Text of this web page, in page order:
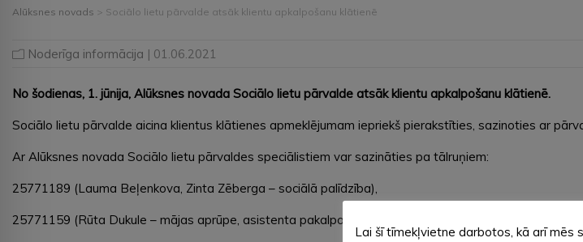
Alūksnes novads > Sociālo lietu pārvalde atsāk klientu apkalpošanu klātienē
Noderīga informācija | 01.06.2021
No šodienas, 1. jūnija, Alūksnes novada Sociālo lietu pārvalde atsāk klientu apkalpošanu klātienē.
Sociālo lietu pārvalde aicina klientus klātienes apmeklējumam iepriekš pierakstīties, sazinoties ar
Ar Alūksnes novada Sociālo lietu pārvaldes speciālistiem var sazināties pa tālruņiem:
25771189 (Lauma Beļenkova, Zinta Zēberga – sociālā palīdzība),
25771159 (Rūta Dukule – mājas aprūpe, asistenta pakalpojums),
Lai šī tīmekļvietne darbotos, kā arī mēs